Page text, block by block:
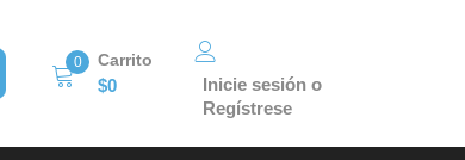
Inicie sesión o
Regístrese
0 Carrito
$0